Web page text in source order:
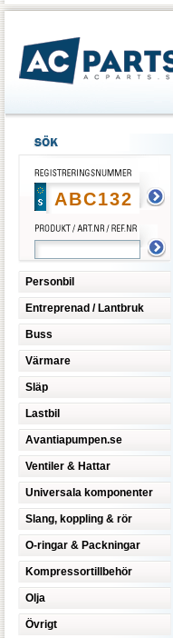
Personbil
Entreprenad / Lantbruk
Buss
Värmare
Släp
Lastbil
Avantiapumpen.se
Ventiler & Hattar
Universala komponenter
Slang, koppling & rör
O-ringar & Packningar
Kompressortillbehör
Olja
Övrigt